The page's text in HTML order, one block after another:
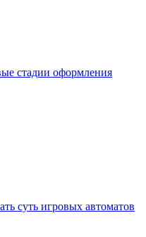
стадии оформления
суть игровых автоматов